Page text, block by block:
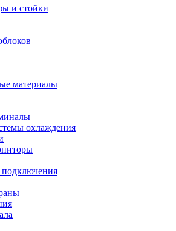
и стойки
материалы
охлаждения
подключения